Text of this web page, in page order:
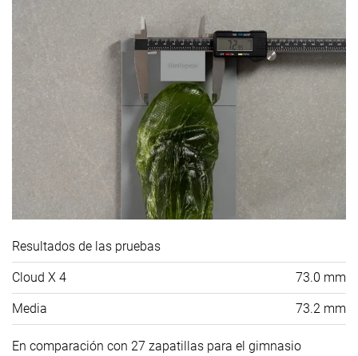
Resultados de las pruebas
Cloud X 4 73.0 mm
Media 73.2 mm
En comparación con 27 zapatillas para el gimnasio